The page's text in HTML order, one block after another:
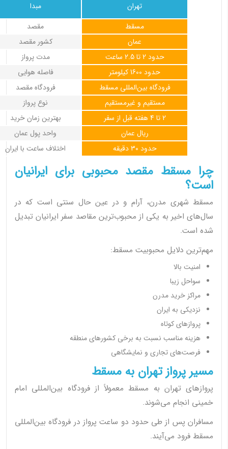
مبدا
تهران
مقصد
مسقط
کشور مقصد
عمان
مدت پرواز
حدود 2 تا 2.5 ساعت
فاصله هوایی
حدود 1600 کیلومتر
فرودگاه مقصد
فرودگاه بین‌المللی مسقط
نوع پرواز
مستقیم و غیرمستقیم
بهترین زمان خرید
2 تا 4 هفته قبل از سفر
واحد پول عمان
ریال عمان
اختلاف ساعت با ایران
حدود 30 دقیقه
چرا مسقط مقصد محبوبی برای ایرانیان
است؟
مسقط شهری مدرن، آرام و در عین حال سنتی است که در
سال‌های اخیر به یکی از محبوب‌ترین مقاصد سفر ایرانیان تبدیل
شده است.
مهم‌ترین دلایل محبوبیت مسقط:
امنیت بالا
سواحل زیبا
مراکز خرید مدرن
نزدیکی به ایران
پروازهای کوتاه
هزینه مناسب نسبت به برخی کشورهای منطقه
فرصت‌های تجاری و نمایشگاهی
مسیر پرواز تهران به مسقط
پروازهای تهران به مسقط معمولاً از فرودگاه بین‌المللی امام
خمینی انجام می‌شوند.
مسافران پس از طی حدود دو ساعت پرواز در فرودگاه بین‌المللی
مسقط فرود می‌آیند.